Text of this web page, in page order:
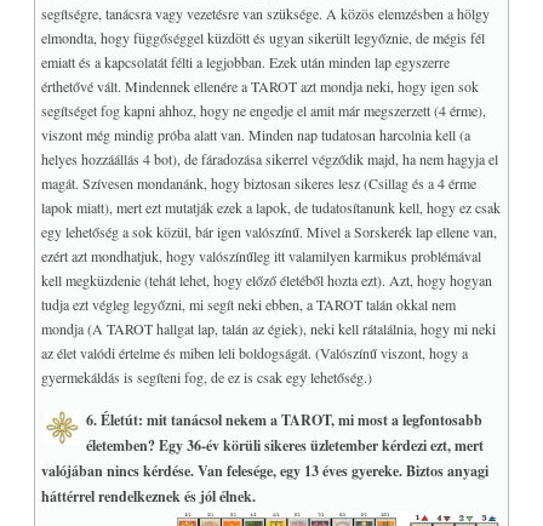
segítségre, tanácsra vagy vezetésre van szüksége. A közös elemzésben a hölgy
elmondta, hogy függőséggel küzdött és ugyan sikerült legyőznie, de mégis fél
emiatt és a kapcsolatát félti a legjobban. Ezek után minden lap egyszerre
érthetővé vált. Mindennek ellenére a TAROT azt mondja neki, hogy igen sok
segítséget fog kapni ahhoz, hogy ne engedje el amit már megszerzett (4 érme),
viszont még mindig próba alatt van. Minden nap tudatosan harcolnia kell (a
helyes hozzáállás 4 bot), de fáradozása sikerrel végződik majd, ha nem hagyja el
magát. Szívesen mondanánk, hogy biztosan sikeres lesz (Csillag és a 4 érme
lapok miatt), mert ezt mutatják ezek a lapok, de tudatosítanunk kell, hogy ez csak
egy lehetőség a sok közül, bár igen valószínű. Mivel a Sorskerék lap ellene van,
ezért azt mondhatjuk, hogy valószínűleg itt valamilyen karmikus problémával
kell megküzdenie (tehát lehet, hogy előző életéből hozta ezt). Azt, hogy hogyan
tudja ezt végleg legyőzni, mi segít neki ebben, a TAROT talán okkal nem
mondja (A TAROT hallgat lap, talán az égiek), neki kell rátalálnia, hogy mi neki
az élet valódi értelme és miben leli boldogságát. (Valószínű viszont, hogy a
gyermekáldás is segíteni fog, de ez is csak egy lehetőség.)
6. Életút: mit tanácsol nekem a TAROT, mi most a legfontosabb
életemben? Egy 36-év körüli sikeres üzletember kérdezi ezt, mert
valójában nincs kérdése. Van felesége, egy 13 éves gyereke. Biztos anyagi
háttérrel rendelkeznek és jól élnek.